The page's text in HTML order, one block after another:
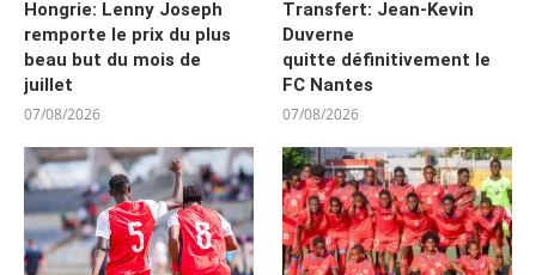
Hongrie: Lenny Joseph
remporte le prix du plus
beau but du mois de
juillet
07/08/2026
Transfert: Jean-Kevin
Duverne
quitte définitivement le
FC Nantes
07/08/2026